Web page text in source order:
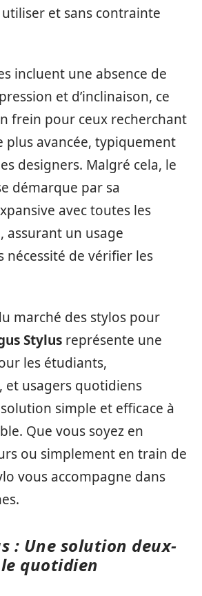
et sans contrainte
incluent une absence de
et d’inclinaison, ce
frein pour ceux recherchant
plus avancée, typiquement
designers. Malgré cela, le
démarque par sa
avec toutes les
assurant un usage
nécessité de vérifier les
marché des stylos pour
Stylus représente une
les étudiants,
et usagers quotidiens
simple et efficace à
Que vous soyez en
ou simplement en train de
vous accompagne dans
: Une solution deux-
quotidien